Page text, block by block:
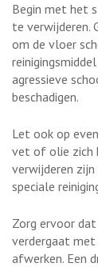
Begin met het
te verwijderen.
om de vloer
agressieve
beschadigen.
Let ook op
vet of olie zich
verwijderen
speciale
Zorg ervoor
verdergaat met
afwerken. Een